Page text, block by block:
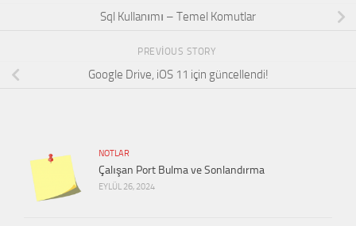
Sql Kullanımı – Temel Komutlar
PREVIOUS STORY
Google Drive, iOS 11 için güncellendi!
NOTLAR
Çalışan Port Bulma ve Sonlandırma
EYLÜL 26, 2024